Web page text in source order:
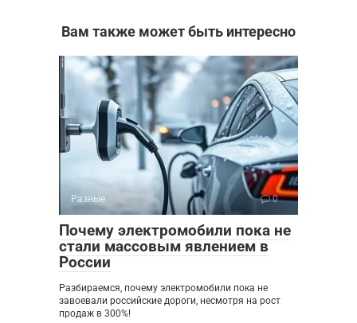
Вам также может быть интересно
Разные 0
Почему электромобили пока не
стали массовым явлением в
России
Разбираемся, почему электромобили пока не
завоевали российские дороги, несмотря на рост
продаж в 300%!